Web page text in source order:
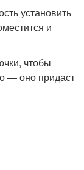
установить
и
чтобы
— оно придаст